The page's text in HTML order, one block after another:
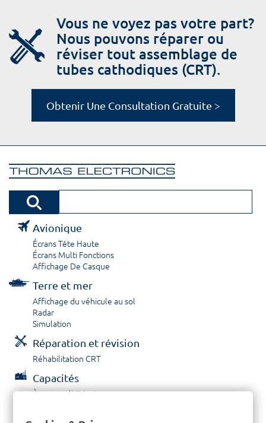
Vous ne voyez pas votre part?
Nous pouvons réparer ou
réviser tout assemblage de
tubes cathodiques (CRT).
Obtenir Une Consultation Gratuite >
Avionique
Écrans Tête Haute
Écrans Multi Fonctions
Affichage De Casque
Terre et mer
Affichage du véhicule au sol
Radar
Simulation
Réparation et révision
Réhabilitation CRT
Capacités
À propos / Historique